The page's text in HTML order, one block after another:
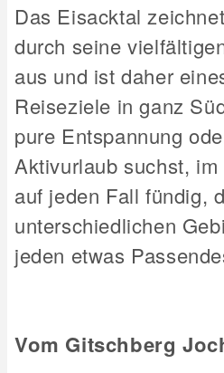
Das Eisacktal
durch seine
aus und ist daher
Reiseziele in ganz
pure Entspannung
Aktivurlaub suchst,
auf jeden Fall fündig,
unterschiedlichen
jeden etwas
Vom Gitschberg